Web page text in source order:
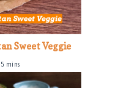
Sweet Veggie
mins